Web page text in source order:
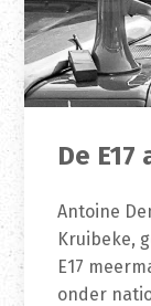
De
Antoine
Kruibeke,
E17
onder